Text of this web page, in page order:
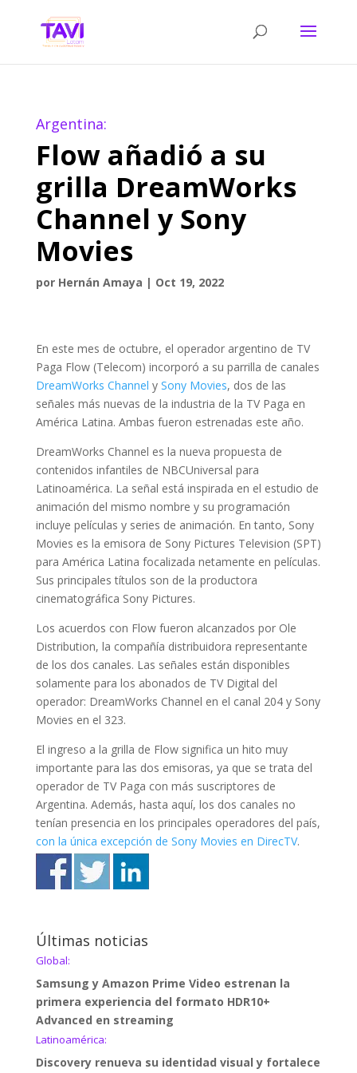
Argentina:
Flow añadió a su
grilla DreamWorks
Channel y Sony
Movies
por Hernán Amaya | Oct 19, 2022
En este mes de octubre, el operador argentino de TV
Paga Flow (Telecom) incorporó a su parrilla de canales
DreamWorks Channel y Sony Movies, dos de las
señales más nuevas de la industria de la TV Paga en
América Latina. Ambas fueron estrenadas este año.
DreamWorks Channel es la nueva propuesta de
contenidos infantiles de NBCUniversal para
Latinoamérica. La señal está inspirada en el estudio de
animación del mismo nombre y su programación
incluye películas y series de animación. En tanto, Sony
Movies es la emisora de Sony Pictures Television (SPT)
para América Latina focalizada netamente en películas.
Sus principales títulos son de la productora
cinematográfica Sony Pictures.
Los acuerdos con Flow fueron alcanzados por Ole
Distribution, la compañía distribuidora representante
de los dos canales. Las señales están disponibles
solamente para los abonados de TV Digital del
operador: DreamWorks Channel en el canal 204 y Sony
Movies en el 323.
El ingreso a la grilla de Flow significa un hito muy
importante para las dos emisoras, ya que se trata del
operador de TV Paga con más suscriptores de
Argentina. Además, hasta aquí, los dos canales no
tenían presencia en los principales operadores del país,
con la única excepción de Sony Movies en DirecTV.
Últimas noticias
Global:
Samsung y Amazon Prime Video estrenan la
primera experiencia del formato HDR10+
Advanced en streaming
Latinoamérica:
Discovery renueva su identidad visual y fortalece